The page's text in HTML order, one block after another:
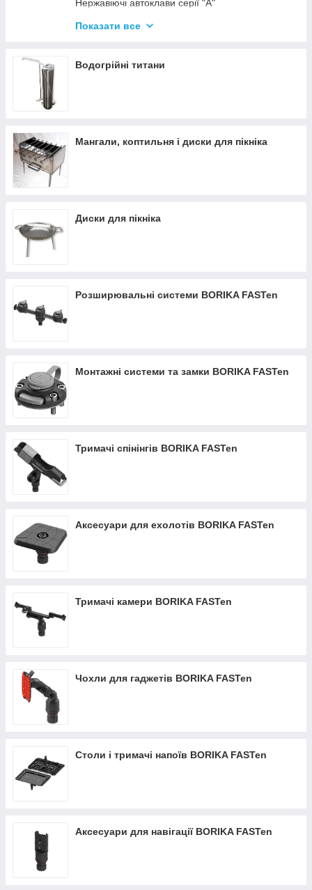
Нержавіючі автоклави серії "А"
Промислові автоклави
Комплектуючі для автоклавів
Показати все
Водогрійні титани
Мангали, коптильня і диски для пікніка
Диски для пікніка
Розширювальні системи BORIKA FASTen
Монтажні системи та замки BORIKA FASTen
Тримачі спінінгів BORIKA FASTen
Аксесуари для ехолотів BORIKA FASTen
Тримачі камери BORIKA FASTen
Чохли для гаджетів BORIKA FASTen
Столи і тримачі напоїв BORIKA FASTen
Аксесуари для навігації BORIKA FASTen